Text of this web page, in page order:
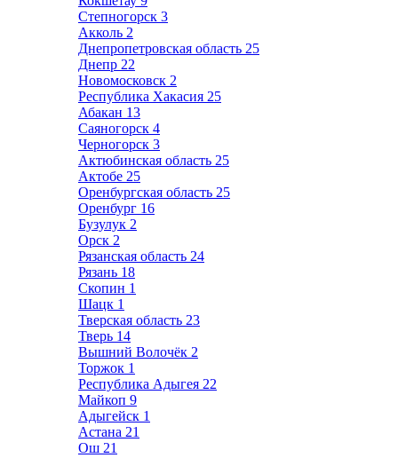
Степногорск 3
Акколь 2
Днепропетровская область 25
Днепр 22
Новомосковск 2
Республика Хакасия 25
Абакан 13
Саяногорск 4
Черногорск 3
Актюбинская область 25
Актобе 25
Оренбургская область 25
Оренбург 16
Бузулук 2
Орск 2
Рязанская область 24
Рязань 18
Скопин 1
Шацк 1
Тверская область 23
Тверь 14
Вышний Волочёк 2
Торжок 1
Республика Адыгея 22
Майкоп 9
Адыгейск 1
Астана 21
Ош 21